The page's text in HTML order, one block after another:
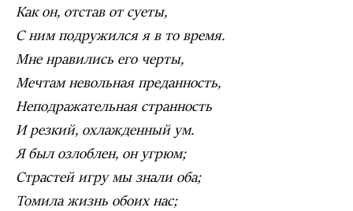
Как он, отстав от суеты,
С ним подружился я в то время.
Мне нравились его черты,
Мечтам невольная преданность,
Неподражательная странность
И резкий, охлажденный ум.
Я был озлоблен, он угрюм;
Страстей игру мы знали оба;
Томила жизнь обоих нас;